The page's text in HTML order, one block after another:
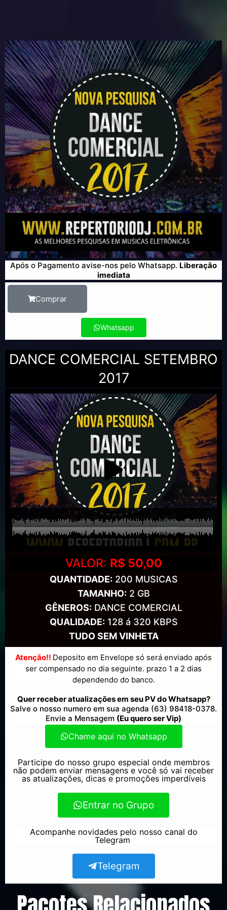
Após o Pagamento avise-nos pelo Whatsapp. Liberação
imediata
Comprar
Whatsapp
DANCE COMERCIAL SETEMBRO
2017
VALOR: R$ 50,00
QUANTIDADE:200 MUSICAS
TAMANHO:2 GB
GÊNEROS:DANCE COMERCIAL
QUALIDADE:128 á 320 KBPS
TUDO SEM VINHETA
Atenção!! Deposito em Envelope só será enviado após
ser compensado no dia seguinte. prazo 1 a 2 dias
dependendo do banco.
Quer receber atualizações em seu PV do Whatsapp?
Salve o nosso numero em sua agenda (63) 98418-0378.
Envie a Mensagem (Eu quero ser Vip)
Chame aqui no Whatsapp
Participe do nosso grupo especial onde membros
não podem enviar mensagens e você só vai receber
as atualizações, dicas e promoções imperdíveis
Entrar no Grupo
Acompanhe novidades pelo nosso canal do
Telegram
Telegram